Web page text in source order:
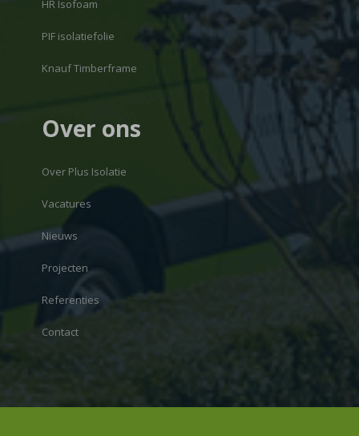
HR Isofoam
PIF isolatiefolie
Knauf Timberframe
Over ons
Over Plus Isolatie
Vacatures
Nieuws
Projecten
Referenties
Contact